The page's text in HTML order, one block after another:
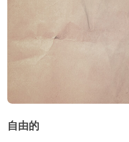
自由的